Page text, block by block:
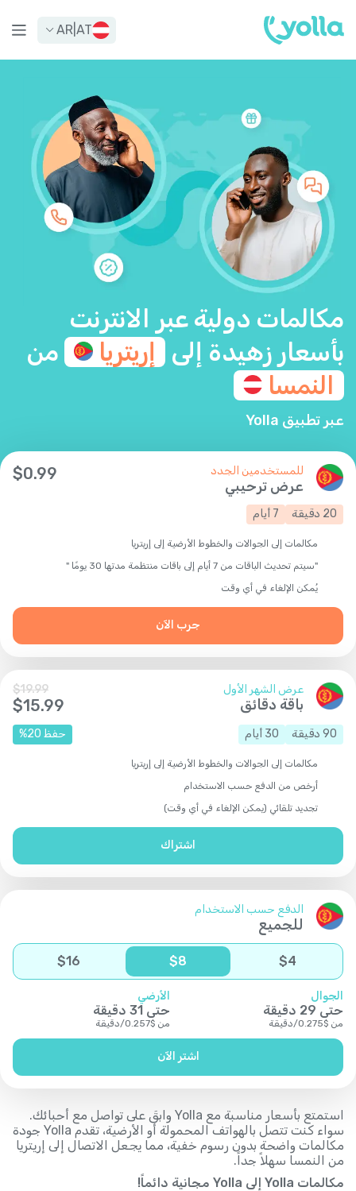
AT
AR
مكالمات دولية عبر الانترنت
بأسعار زهيدة إلى
إريتريا
من
النمسا
عبر تطبيق Yolla
للمستخدمين الجدد
عرض ترحيبي
$0.99
20 دقيقة 7 أيام
مكالمات إلى الجوالات والخطوط الأرضية إلى إريتريا
"سيتم تحديث الباقات من 7 أيام إلى باقات منتظمة مدتها 30 يومًا "
يُمكن الإلغاء في أي وقت
جرب الآن
عرض الشهر الأول
باقة دقائق
$19.99
$15.99
90 دقيقة 30 أيام حفظ 20
%
مكالمات إلى الجوالات والخطوط الأرضية إلى إريتريا
أرخص من الدفع حسب الاستخدام
تجديد تلقائي (يمكن الإلغاء في أي وقت)
اشتراك
الدفع حسب الاستخدام
للجميع
$4
$8
$16
الجوال
حتى 29 دقيقة
من $
0.275
/دقيقة
الأرضي
حتى 31 دقيقة
من $
0.257
/دقيقة
اشتر الآن
استمتع بأسعار مناسبة مع Yolla وابقَ على تواصل مع أحبائك.
سواء كنت تتصل بالهواتف المحمولة أو الأرضية، تقدم Yolla جودة
مكالمات واضحة بدون رسوم خفية، مما يجعل الاتصال إلى إريتريا
من النمسا سهلاً جداً.
مكالمات Yolla إلى Yolla مجانية دائماً!